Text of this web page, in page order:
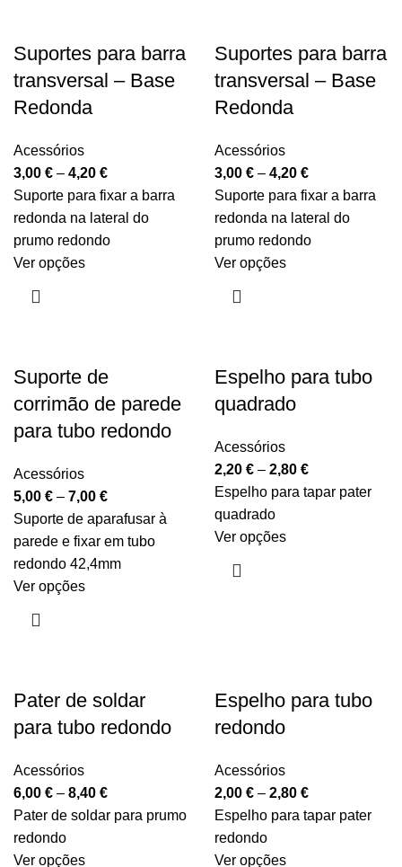
Suportes para barra
transversal – Base
Redonda
Acessórios
3,00€ –4,20€
Suporte para fixar a barra
redonda na lateral do
prumo redondo
Ver opções
Suportes para barra
transversal – Base
Redonda
Acessórios
3,00 € – 4,20 €
Suporte para fixar a barra
redonda na lateral do
prumo redondo
Ver opções
Suporte de
corrimão de parede
para tubo redondo
Acessórios
5,00€ –7,00€
Suporte de aparafusar à
parede e fixar em tubo
redondo 42,4mm
Ver opções
Espelho para tubo
quadrado
Acessórios
2,20 € – 2,80 €
Espelho para tapar pater
quadrado
Ver opções
Pater de soldar
para tubo redondo
Acessórios
6,00€ –8,40€
Pater de soldar para prumo
redondo
Ver opções
Espelho para tubo
redondo
Acessórios
2,00 € – 2,80 €
Espelho para tapar pater
redondo
Ver opções